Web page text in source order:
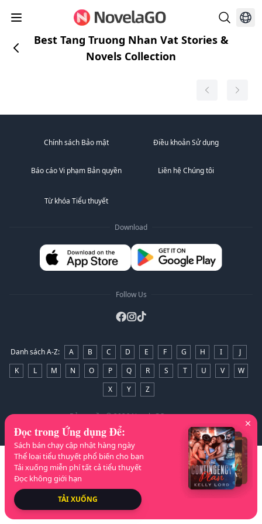
Best Tang Truong Nhan Vat Stories &
Novels Collection
Chính sách Bảo mật Điều khoản Sử dụng
Báo cáo Vi phạm Bản quyền Liên hệ Chúng tôi
Từ khóa Tiểu thuyết
Download
Follow Us
Danh sách A-Z: A B C D E F G H I
J
K
L M N O P Q R S T U V
W
X
Y Z
Bản quyền© 2026 NovelaGO
Đọc trong Ứng dụng Để:
Sách bán chạy cập nhật hàng ngày
Thể loại tiểu thuyết phổ biến cho bạn
Tải xuống miễn phí tất cả tiểu thuyết
Đọc không giới hạn
TẢI XUỐNG